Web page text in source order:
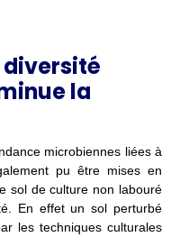
diversité
la
microbiennes liées à
pu être mises en
sol de culture non labouré
En effet un sol perturbé
les techniques culturales